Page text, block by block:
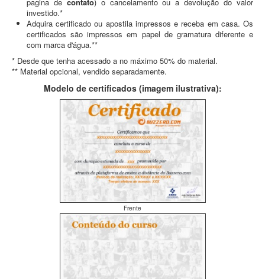
pagina de contato) o cancelamento ou a devolução do valor
investido.*
Adquira certificado ou apostila impressos e receba em casa. Os
certificados são impressos em papel de gramatura diferente e
com marca d'água.**
* Desde que tenha acessado a no máximo 50% do material.
** Material opcional, vendido separadamente.
Modelo de certificados (imagem ilustrativa):
Frente